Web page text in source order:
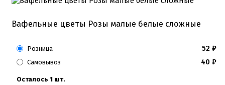
Вафельные цветы Розы малые белые сложные
Розница 52 ₽
Самовывоз 40 ₽
Осталось 1 шт.